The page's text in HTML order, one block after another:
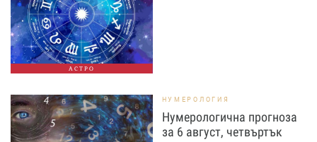
АСТРО
НУМЕРОЛОГИЯ
Нумерологична прогноза
за 6 август, четвъртък